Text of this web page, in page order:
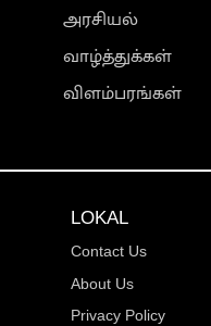
அரசியல்
வாழ்த்துக்கள்
விளம்பரங்கள்
LOKAL
Contact Us
About Us
Privacy Policy